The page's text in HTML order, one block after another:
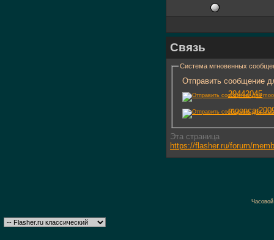
Связь
Система мгновенных
Отправить сообщение
29442045
Эта страница
https://flasher.ru/forum/